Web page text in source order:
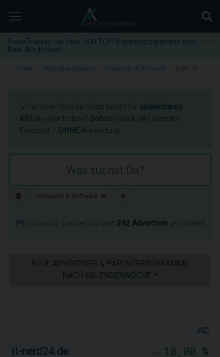
TradeTracker hat über 500 TOP-Partnerprogramme und
Real Attribution!
Home Partnerprogramme Computer & Software
💡 Ist dein Shopify-Shop bereit für skalierbares
Affiliate-Wachstum? Sofort-Check inkl. Umsatz-
Forecast – OHNE Anmeldung.
Computer & Software
242 Advertiser
NEUE ADVERTISER & PARTNERPROGRAMME
NACH KALENDERWOCHE
it-nerd24.de 10,00 %